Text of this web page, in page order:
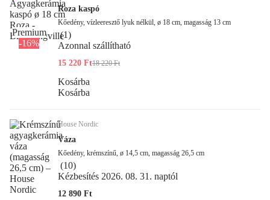
Premium
-16%
Roza kaspó
Kőedény, vízleeresztő lyuk nélkül, ø 18 cm, magasság 13 cm
(1)
Azonnal szállítható
15 220 Ft18 220 Ft
Kosárba
Kosárba
House Nordic
Váza
Kőedény, krémszínű, ø 14,5 cm, magasság 26,5 cm
(10)
Kézbesítés 2026. 08. 31. naptól
12 890 Ft